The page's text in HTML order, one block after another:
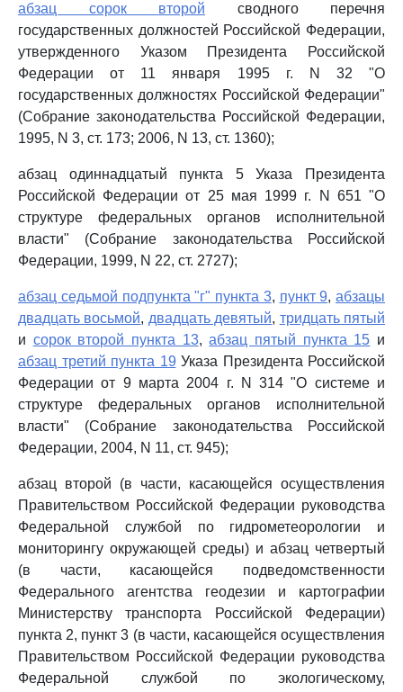
абзац сорок второй сводного перечня
государственных должностей Российской Федерации,
утвержденного Указом Президента Российской
Федерации от 11 января 1995 г. N 32 "О
государственных должностях Российской Федерации"
(Собрание законодательства Российской Федерации,
1995, N 3, ст. 173; 2006, N 13, ст. 1360);
абзац одиннадцатый пункта 5 Указа Президента
Российской Федерации от 25 мая 1999 г. N 651 "О
структуре федеральных органов исполнительной
власти" (Собрание законодательства Российской
Федерации, 1999, N 22, ст. 2727);
абзац седьмой подпункта "г" пункта 3, пункт 9, абзацы
двадцать восьмой, двадцать девятый, тридцать пятый
и сорок второй пункта 13,абзац пятый пункта 15 и
абзац третий пункта 19 Указа Президента Российской
Федерации от 9 марта 2004 г. N 314 "О системе и
структуре федеральных органов исполнительной
власти" (Собрание законодательства Российской
Федерации, 2004, N 11, ст. 945);
абзац второй (в части, касающейся осуществления
Правительством Российской Федерации руководства
Федеральной службой по гидрометеорологии и
мониторингу окружающей среды) и абзац четвертый
(в части, касающейся подведомственности
Федерального агентства геодезии и картографии
Министерству транспорта Российской Федерации)
пункта 2, пункт 3 (в части, касающейся осуществления
Правительством Российской Федерации руководства
Федеральной службой по экологическому,